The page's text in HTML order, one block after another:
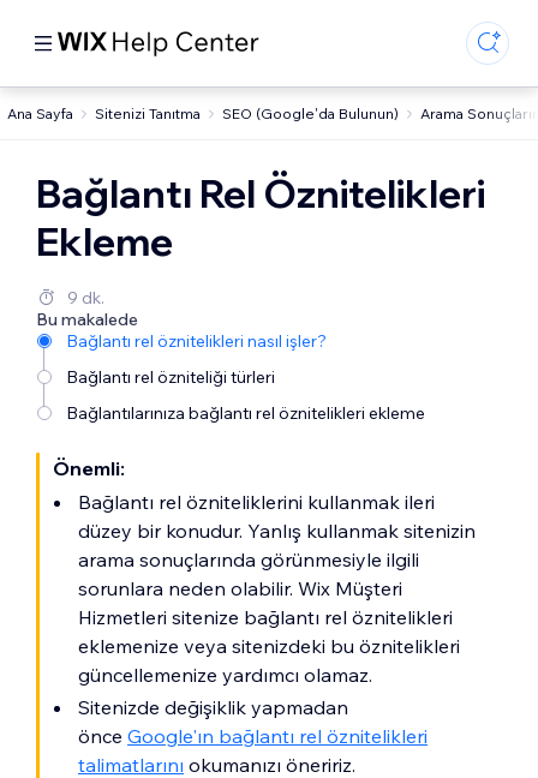
Ana Sayfa Sitenizi Tanıtma SEO (Google'da Bulunun) Arama
Bağlantı Rel Öznitelikleri
Ekleme
9 dk.
Bu makalede
Bağlantı rel öznitelikleri nasıl işler?
Bağlantı rel özniteliği türleri
Bağlantılarınıza bağlantı rel öznitelikleri ekleme
Önemli:
Bağlantı rel özniteliklerini kullanmak ileri
düzey bir konudur. Yanlış kullanmak sitenizin
arama sonuçlarında görünmesiyle ilgili
sorunlara neden olabilir. Wix Müşteri
Hizmetleri sitenize bağlantı rel öznitelikleri
eklemenize veya sitenizdeki bu öznitelikleri
güncellemenize yardımcı olamaz.
Sitenizde değişiklik yapmadan
önce Google'ın bağlantı rel öznitelikleri
talimatlarını okumanızı öneririz.